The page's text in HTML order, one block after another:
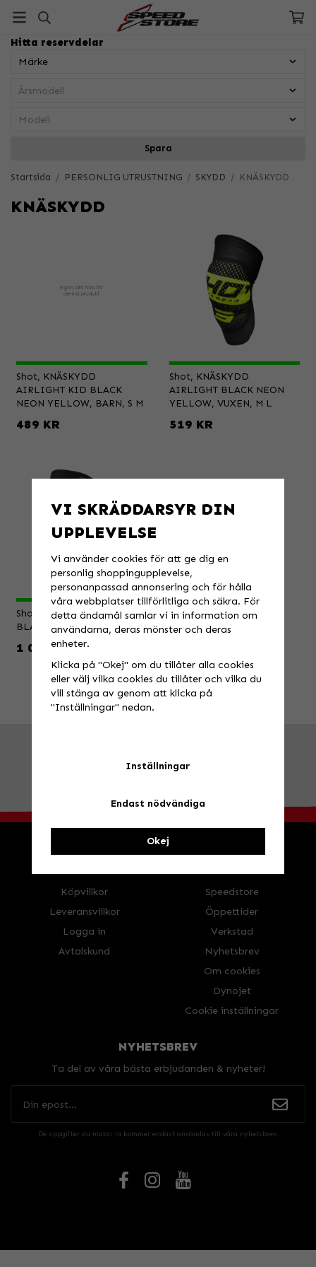
Hitta reservdelar
Spara
Startsida / PERSONLIG UTRUSTNING / SKYDD / KNÄSKYDD
KNÄSKYDD
Shot, KNÄSKYDD
AIRLIGHT KID BLACK
NEON YELLOW, BARN, S M
489 KR
Shot, KNÄSKYDD
AIRLIGHT BLACK NEON
YELLOW, VUXEN, M L
519 KR
Shot, KNÄSKYDD RACE D30
BLACK, VUXEN, XL XXL
1 099 KR
Valbovägen 385, Valbo
Köpvillkor
Leveransvillkor
Logga in
Avtalskund
Speedstore
Öppettider
Verkstad
Nyhetsbrev
Om cookies
Dynojet
Cookie inställningar
NYHETSBREV
Ta del av våra bästa erbjudanden & nyheter!
De uppgifter du matar in kommer endast användas till våra nyhetsbrev.
VI SKRÄDDARSYR DIN
UPPLEVELSE
Vi använder cookies för att ge dig en
personlig shoppingupplevelse,
personanpassad annonsering och för hålla
våra webbplatser tillförlitliga och säkra. För
detta ändamål samlar vi in information om
användarna, deras mönster och deras
enheter.
Klicka på "Okej" om du tillåter alla cookies
eller välj vilka cookies du tillåter och vilka du
vill stänga av genom att klicka på
"Inställningar" nedan.
Inställningar
Endast nödvändiga
Okej